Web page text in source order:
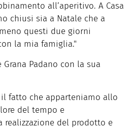
all’aperitivo. A Casa
chiusi sia a Natale che a
questi due giorni
la mia famiglia."
Grana Padano con la sua
fatto che apparteniamo allo
del tempo e
realizzazione del prodotto e